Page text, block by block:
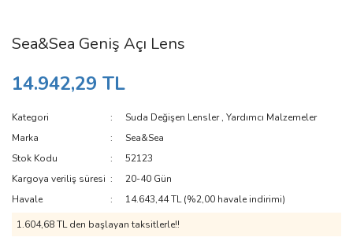
Sea&Sea Geniş Açı Lens
14.942,29 TL
Kategori Suda Değişen Lensler,Yardımcı Malzemeler
Marka
Sea&Sea
Stok Kodu
52123
Kargoya veriliş süresi
20-40 Gün
Havale
14.643,44 TL (%2,00 havale indirimi)
1.604,68 TL den başlayan taksitlerle!!